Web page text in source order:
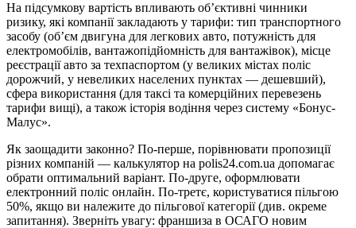
На підсумкову вартість впливають об’єктивні чинники
ризику, які компанії закладають у тарифи: тип транспортного
засобу (об’єм двигуна для легкових авто, потужність для
електромобілів, вантажопідйомність для вантажівок), місце
реєстрації авто за техпаспортом (у великих містах поліс
дорожчий, у невеликих населених пунктах — дешевший),
сфера використання (для таксі та комерційних перевезень
тарифи вищі), а також історія водіння через систему «Бонус-
Малус».
Як заощадити законно? По-перше, порівнювати пропозиції
різних компаній — калькулятор на polis24.com.ua допомагає
обрати оптимальний варіант. По-друге, оформлювати
електронний поліс онлайн. По-третє, користуватися пільгою
50%, якщо ви належите до пільгової категорії (див. окреме
запитання). Зверніть увагу: франшиза в ОСАГО новим